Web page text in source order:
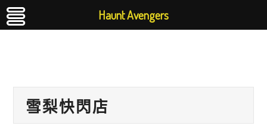
雪梨快閃店
Haunt Avengers